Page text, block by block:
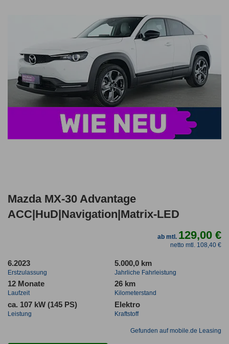
Mazda MX-30 Advantage
ACC|HuD|Navigation|Matrix-LED
ab mtl. 129,00 €
netto mtl. 108,40 €
6.2023
Erstzulassung
5.000,0 km
Jahrliche Fahrleistung
12 Monate
Laufzeit
26 km
Kilometerstand
ca. 107 kW (145 PS)
Leistung
Elektro
Kraftstoff
Gefunden auf mobile.de Leasing